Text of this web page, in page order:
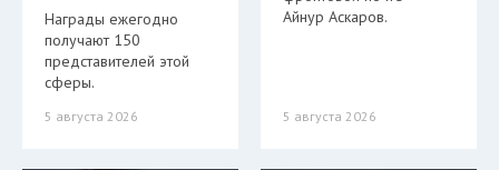
Награды ежегодно
получают 150
представителей этой
сферы.
5 августа 2026
Айнур Аскаров.
5 августа 2026